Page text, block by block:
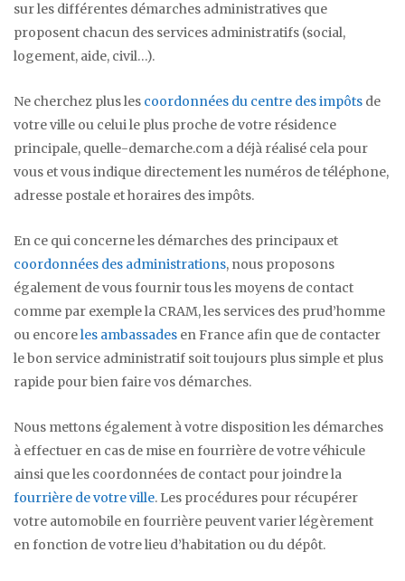
sur les différentes démarches administratives que
proposent chacun des services administratifs (social,
logement, aide, civil…).
Ne cherchez plus les coordonnées du centre des impôts de
votre ville ou celui le plus proche de votre résidence
principale, quelle-demarche.com a déjà réalisé cela pour
vous et vous indique directement les numéros de téléphone,
adresse postale et horaires des impôts.
En ce qui concerne les démarches des principaux et
coordonnées des administrations, nous proposons
également de vous fournir tous les moyens de contact
comme par exemple la CRAM, les services des prud’homme
ou encoreles ambassades en France afin que de contacter
le bon service administratif soit toujours plus simple et plus
rapide pour bien faire vos démarches.
Nous mettons également à votre disposition les démarches
à effectuer en cas de mise en fourrière de votre véhicule
ainsi que les coordonnées de contact pour joindre la
fourrière de votre ville. Les procédures pour récupérer
votre automobile en fourrière peuvent varier légèrement
en fonction de votre lieu d’habitation ou du dépôt.